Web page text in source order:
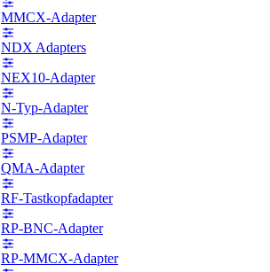
MMCX-Adapter
NDX Adapters
NEX10-Adapter
N-Typ-Adapter
PSMP-Adapter
QMA-Adapter
RF-Tastkopfadapter
RP-BNC-Adapter
RP-MMCX-Adapter